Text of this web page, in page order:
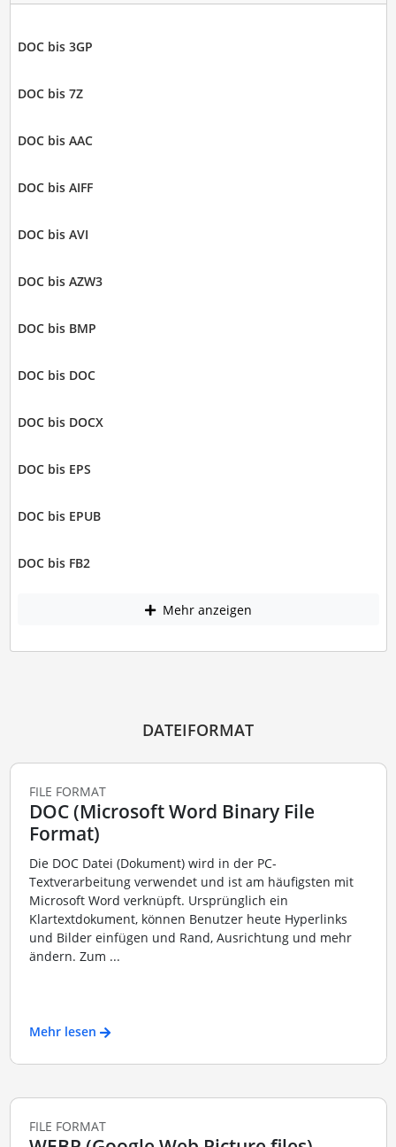
DOC bis 3GP
DOC bis 7Z
DOC bis AAC
DOC bis AIFF
DOC bis AVI
DOC bis AZW3
DOC bis BMP
DOC bis DOC
DOC bis DOCX
DOC bis EPS
DOC bis EPUB
DOC bis FB2
Mehr anzeigen
DATEIFORMAT
FILE FORMAT
DOC (Microsoft Word Binary File
Format)
Die DOC Datei (Dokument) wird in der PC-
Textverarbeitung verwendet und ist am häufigsten mit
Microsoft Word verknüpft. Ursprünglich ein
Klartextdokument, können Benutzer heute Hyperlinks
und Bilder einfügen und Rand, Ausrichtung und mehr
ändern. Zum ...
Mehr lesen
FILE FORMAT